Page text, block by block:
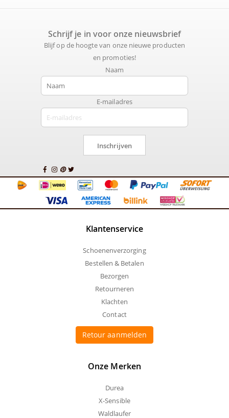
Schrijf je in voor onze nieuwsbrief
Blijf op de hoogte van onze nieuwe producten
en promoties!
Naam
E-mailadres
Inschrijven
Klantenservice
Schoenenverzorging
Bestellen & Betalen
Bezorgen
Retourneren
Klachten
Contact
Retour aanmelden
Onze Merken
Durea
X-Sensible
Waldlaufer